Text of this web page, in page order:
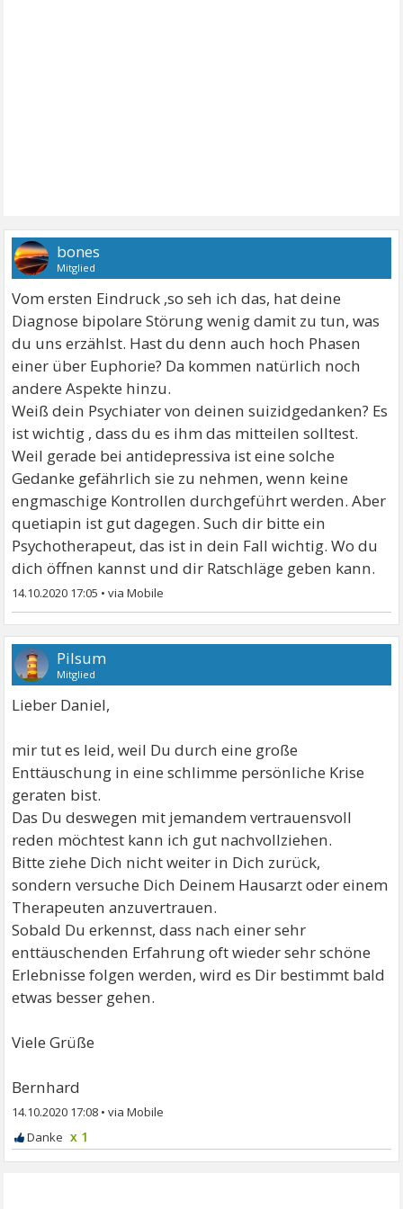
bones
Mitglied
Vom ersten Eindruck ,so seh ich das, hat deine
Diagnose bipolare Störung wenig damit zu tun, was
du uns erzählst. Hast du denn auch hoch Phasen
einer über Euphorie? Da kommen natürlich noch
andere Aspekte hinzu.
Weiß dein Psychiater von deinen suizidgedanken? Es
ist wichtig , dass du es ihm das mitteilen solltest.
Weil gerade bei antidepressiva ist eine solche
Gedanke gefährlich sie zu nehmen, wenn keine
engmaschige Kontrollen durchgeführt werden. Aber
quetiapin ist gut dagegen. Such dir bitte ein
Psychotherapeut, das ist in dein Fall wichtig. Wo du
dich öffnen kannst und dir Ratschläge geben kann.
14.10.2020 17:05 •
Pilsum
Mitglied
Lieber Daniel,
mir tut es leid, weil Du durch eine große
Enttäuschung in eine schlimme persönliche Krise
geraten bist.
Das Du deswegen mit jemandem vertrauensvoll
reden möchtest kann ich gut nachvollziehen.
Bitte ziehe Dich nicht weiter in Dich zurück,
sondern versuche Dich Deinem Hausarzt oder einem
Therapeuten anzuvertrauen.
Sobald Du erkennst, dass nach einer sehr
enttäuschenden Erfahrung oft wieder sehr schöne
Erlebnisse folgen werden, wird es Dir bestimmt bald
etwas besser gehen.
Viele Grüße
Bernhard
14.10.2020 17:08 •
x 1